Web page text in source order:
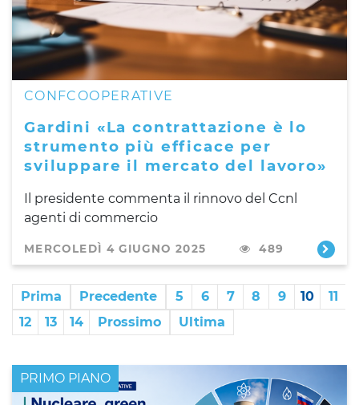
CONFCOOPERATIVE
Gardini «La contrattazione è lo
strumento più efficace per
sviluppare il mercato del lavoro»
Il presidente commenta il rinnovo del Ccnl
agenti di commercio
MERCOLEDÌ 4 GIUGNO 2025 489
Prima Precedente 5 6 7 8 9 10
11
12
13 14 Prossimo Ultima
PRIMO PIANO